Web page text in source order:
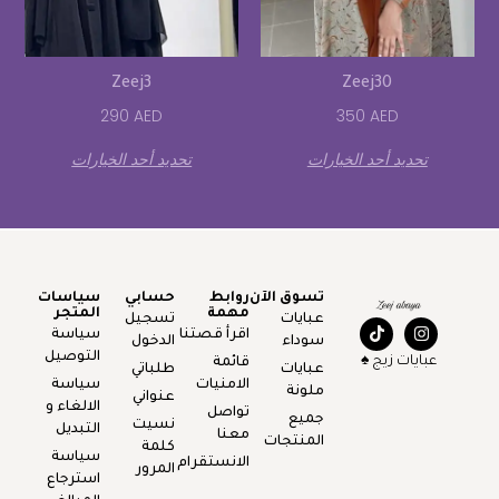
Zeej30
350 AED
تحديد أحد الخيارات
Zeej3
290AED
تحديد أحد الخيارات
عبايات زيج ♠️
تسوق الآن
عبايات
سوداء
عبايات
ملونة
جميع
المنتجات
روابط
مهمة
اقرأ قصتنا
قائمة
الامنيات
تواصل
معنا
الانستقرام
حسابي
تسجيل
الدخول
طلباتي
عنواني
نسيت
كلمة
المرور
سياسات
المتجر
سياسة
التوصيل
سياسة
الالغاء و
التبديل
سياسة
استرجاع